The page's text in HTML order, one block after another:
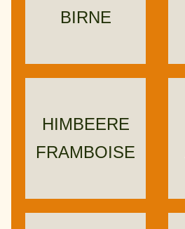
BIRNE
HIMBEERE
FRAMBOISE